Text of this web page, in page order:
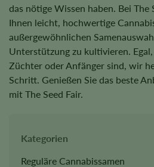
das nötige Wissen haben. Bei The
Ihnen leicht, hochwertige
außergewöhnlichen
Unterstützung zu kultivieren.
Züchter oder Anfänger sind, wir
Schritt. Genießen Sie das beste
mit The Seed Fair.
Kategorien
Reguläre Cannabissamen